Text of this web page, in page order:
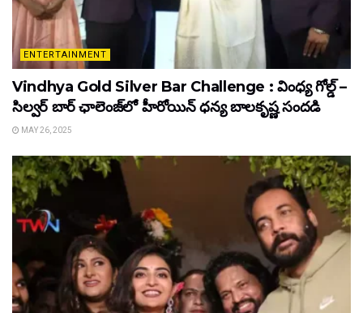
ENTERTAINMENT
Vindhya Gold Silver Bar Challenge : వింధ్య గోల్డ్ –
సిల్వర్ బార్ ఛాలెంజ్‌లో హీరోయిన్ ధ‌న్య బాల‌కృష్ణ‌ సందడి
MAY 26, 2025